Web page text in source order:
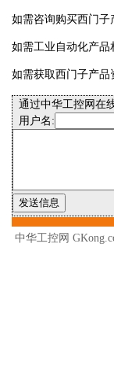
如需咨询购买西门子
如需工业自动化产品
如需获取西门子产品
通过中华工控网在
用户名:
中华工控网